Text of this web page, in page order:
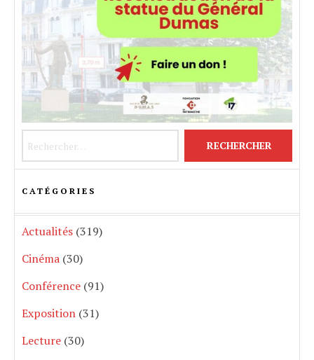
CATÉGORIES
Actualités (319)
Cinéma (30)
Conférence (91)
Exposition (31)
Lecture (30)